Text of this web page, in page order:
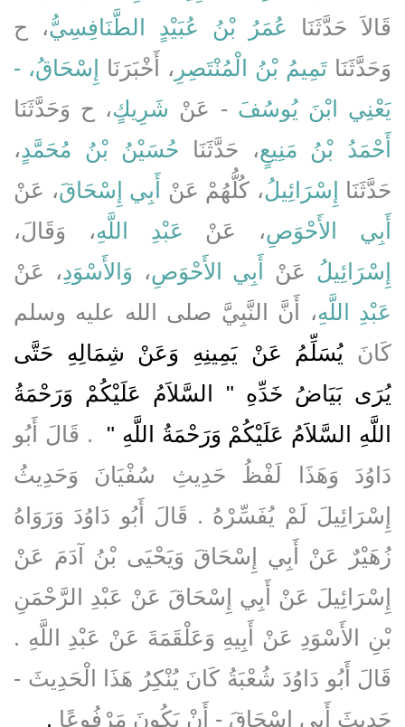
قَالاَ حَدَّثَنَا عُمَرُ بْنُ عُبَيْدٍ الطَّنَافِسِيُّ، ح
وَحَدَّثَنَا تَمِيمُ بْنُ الْمُنْتَصِرِ ، أَخْبَرَنَا
إِسْحَاقُ، -
يَعْنِي ابْنَ يُوسُفَ - عَنْ شَرِيكٍ، ح وَحَدَّثَنَا
أَحْمَدُ بْنُ مَنِيعٍ، حَدَّثَنَا حُسَيْنُ بْنُ مُحَمَّدٍ،
حَدَّثَنَا
إِسْرَائِيلُ، كُلُّهُمْ عَنْ أَبِي إِسْحَاقَ، عَنْ
أَبِي الأَحْوَصِ، عَنْ عَبْدِ اللَّهِ، وَقَالَ،
إِسْرَائِيلُ عَنْ أَبِي الأَحْوَصِ، وَالأَسْوَدِ، عَنْ
عَبْدِ اللَّهِ، أَنَّ النَّبِيَّ صلى الله عليه وسلم
كَانَ يُسَلِّمُ عَنْ يَمِينِهِ وَعَنْ شِمَالِهِ حَتَّى
يُرَى بَيَاضُ خَدِّهِ ‏"‏ السَّلاَمُ عَلَيْكُمْ وَرَحْمَةُ
اللَّهِ السَّلاَمُ عَلَيْكُمْ وَرَحْمَةُ اللَّهِ ‏"
‏ ‏.‏ قَالَ أَبُو
دَاوُدَ وَهَذَا لَفْظُ حَدِيثِ سُفْيَانَ وَحَدِيثُ
إِسْرَائِيلَ لَمْ يُفَسِّرْهُ ‏.‏ قَالَ أَبُو دَاوُدَ وَرَوَاهُ
زُهَيْرٌ عَنْ أَبِي إِسْحَاقَ وَيَحْيَى بْنُ آدَمَ عَنْ
إِسْرَائِيلَ عَنْ أَبِي إِسْحَاقَ عَنْ عَبْدِ الرَّحْمَنِ
بْنِ الأَسْوَدِ عَنْ أَبِيهِ وَعَلْقَمَةَ عَنْ عَبْدِ اللَّهِ ‏.‏
قَالَ أَبُو دَاوُدَ شُعْبَةُ كَانَ يُنْكِرُ هَذَا الْحَدِيثَ -
حَدِيثَ أَبِي إِسْحَاقَ - أَنْ يَكُونَ مَرْفُوعًا ‏.‏